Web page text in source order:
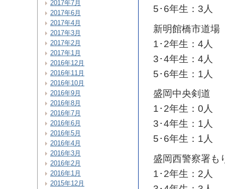
5･6年生：3人
新明館橋市道場
1･2年生：4人
3･4年生：4人
5･6年生：1人
盛岡中央剣道
1･2年生：0人
3･4年生：1人
5･6年生：1人
盛岡西警察署も
1･2年生：2人
2017年7月
2017年6月
2017年4月
2017年3月
2017年2月
2017年1月
2016年12月
2016年11月
2016年10月
2016年9月
2016年8月
2016年7月
2016年6月
2016年5月
2016年4月
2016年3月
2016年2月
2016年1月
2015年12月